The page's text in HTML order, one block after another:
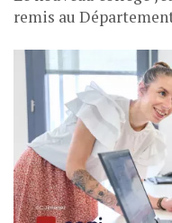
remis au